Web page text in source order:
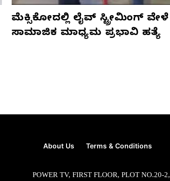
ಮೆಕ್ಸಿಕೋದಲ್ಲಿ ಲೈವ್ ಸ್ಟ್ರೀಮಿಂಗ್ ವೇಳೆ
ಸಾಮಾಜಿಕ ಮಾಧ್ಯಮ ಪ್ರಭಾವಿ ಹತ್ಯೆ
About Us Terms & Conditions
POWER TV, FIRST FLOOR, PLOT NO.20-2,